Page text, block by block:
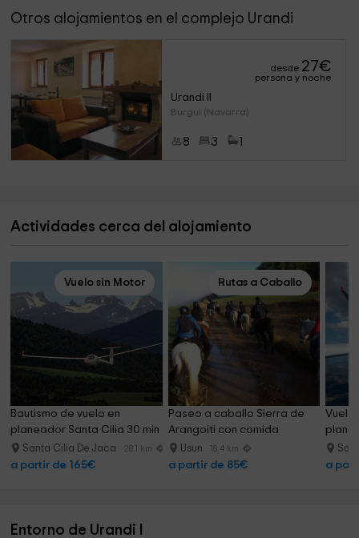
Otros alojamientos en el complejo Urandi
desde 27€
persona y noche
Urandi II
Burgui (Navarra)
8 3
Actividades cerca del alojamiento
Vuelo sin Motor
Bautismo de vuelo en
planeador Santa Cilia 30 min
Santa Cilia De Jaca 28.1 km
a partir de 165€
Rutas a Caballo
Paseo a caballo Sierra de
Arangoiti con comida
Usun 18.4 km
a partir de 85€
Vuelo
a
Entorno de Urandi I